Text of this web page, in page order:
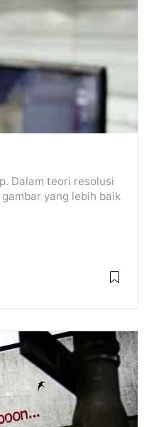
Dalam teori resolusi
yang lebih baik